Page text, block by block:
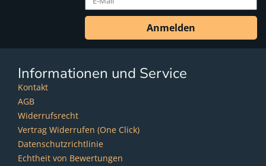
Anmelden
Informationen und Service
Kontakt
AGB
Widerrufsrecht
Vertrag Widerrufen (One Click)
Datenschutzrichtlinie
Echtheit von Bewertungen